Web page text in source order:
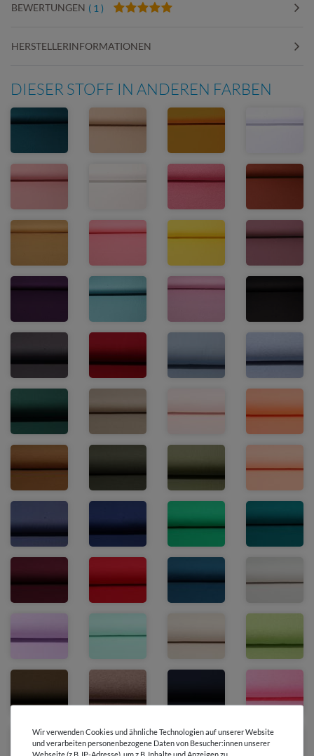
BEWERTUNGEN ( 1 )
HERSTELLERINFORMATIONEN
DIESER STOFF IN ANDEREN FARBEN
Wir verwenden Cookies und ähnliche Technologien auf unserer Website
und verarbeiten personenbezogene Daten von Besucher:innen unserer
Webseite (z.B. IP-Adresse), um z.B. Inhalte und Anzeigen zu